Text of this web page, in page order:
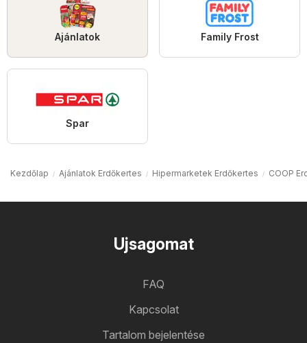
Ajánlatok Family Frost
Spar
Kezdőlap Ajánlatok Erdőkertes Hipermarketek Erdőkertes COOP
Ujsagomat
FAQ
Kapcsolat
Tartalom bejelentése